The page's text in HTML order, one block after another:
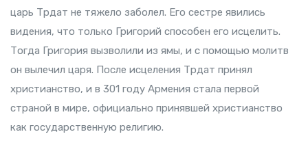
царь Трдат не тяжело заболел. Его сестре явились
видения, что только Григорий способен его исцелить.
Тогда Григория вызволили из ямы, и с помощью молитв
он вылечил царя. После исцеления Трдат принял
христианство, и в 301 году Армения стала первой
страной в мире, официально принявшей христианство
как государственную религию.